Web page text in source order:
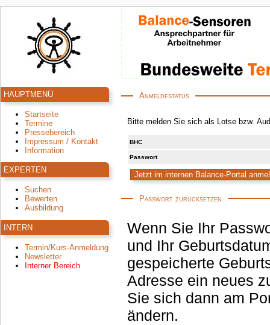
HAUPTMENÜ
Startseite
Termine
Pressebereich
Impressum / Kontakt
Information
EXPERTEN
Suchen
Bewerten
Ausbildung
INTERN
Termin/Kurs-Anmeldung
Newsletter
Interner Bereich
Anmeldestatus
Bitte melden Sie sich als Lotse bzw.
BHC
Passwort
Passwort zurücksetzen
Wenn Sie Ihr
und Ihr
gespeicherte Geburtsdatum korrekt ist, wird an die hinterlegte E-Mail-
Adresse ein neues
Sie sich dann am Portal anmelden, sollten es aber umgehend
ändern.